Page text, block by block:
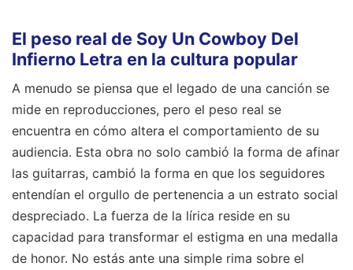
El peso real de Soy Un Cowboy Del
Infierno Letra en la cultura popular
A menudo se piensa que el legado de una canción se
mide en reproducciones, pero el peso real se
encuentra en cómo altera el comportamiento de su
audiencia. Esta obra no solo cambió la forma de afinar
las guitarras, cambió la forma en que los seguidores
entendían el orgullo de pertenencia a un estrato social
despreciado. La fuerza de la lírica reside en su
capacidad para transformar el estigma en una medalla
de honor. No estás ante una simple rima sobre el